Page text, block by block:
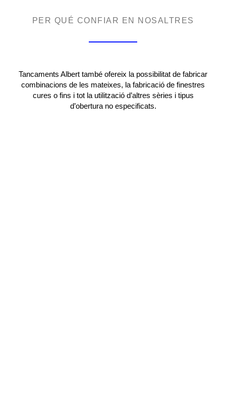
PER QUÉ CONFIAR EN NOSALTRES
Tancaments Albert també ofereix la possibilitat de fabricar
combinacions de les mateixes, la fabricació de finestres
cures o fins i tot la utilització d’altres sèries i tipus
d’obertura no especificats.